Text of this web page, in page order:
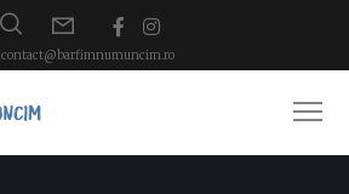
contact@barfimnumuncim.ro